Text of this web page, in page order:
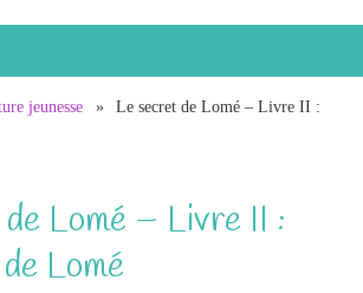
jeunesse »
Le secret de Lomé – Livre II :
Lomé – Livre II :
de Lomé